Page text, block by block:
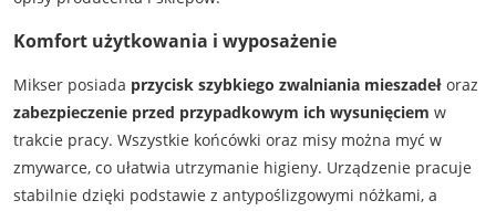
Komfort użytkowania i wyposażenie
Mikser posiada przycisk szybkiego zwalniania mieszadełoraz
zabezpieczenie przed przypadkowym ich wysunięciem w
trakcie pracy. Wszystkie końcówki oraz misy można myć w
zmywarce, co ułatwia utrzymanie higieny. Urządzenie pracuje
stabilnie dzięki podstawie z antypoślizgowymi nóżkami, a